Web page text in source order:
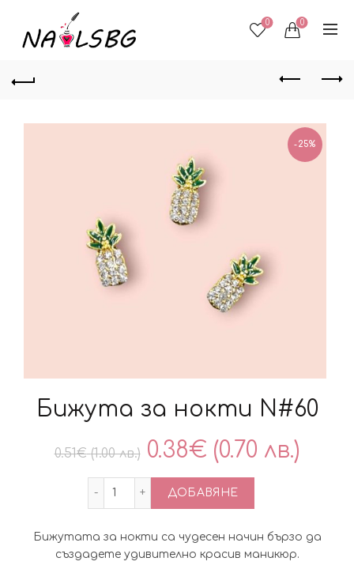
0 0
-25%
Бижута за нокти N#60
0.51€ (1.00 лв.) Original
price
0.51€
0.38€ (0.70 лв.)
количество за Бижута за нокти N#60
ДОБАВЯНЕ
Бижутата за нокти са чудесен начин бързо да
създадете удивително красив маникюр.